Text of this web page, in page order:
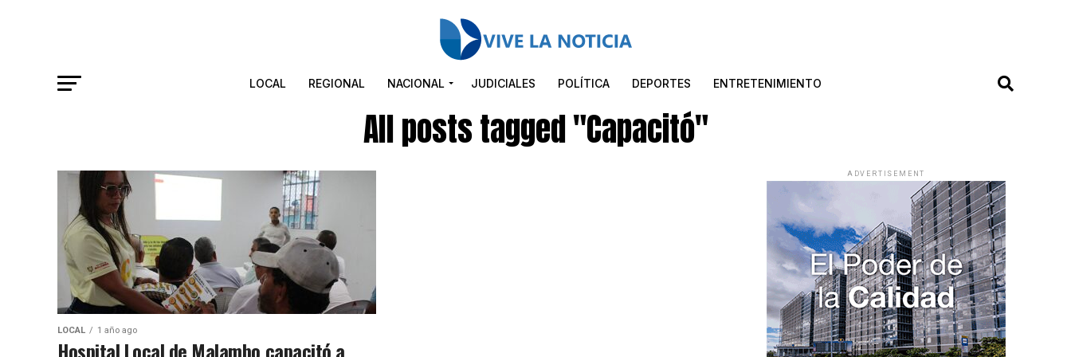
LOCAL REGIONAL NACIONAL JUDICIALES POLÍTICA DEPORTES ENTRETENIMIENTO
All posts tagged "Capacitó"
LOCAL 1 año ago
Hospital Local de Malambo capacitó a
ADVERTISEMENT